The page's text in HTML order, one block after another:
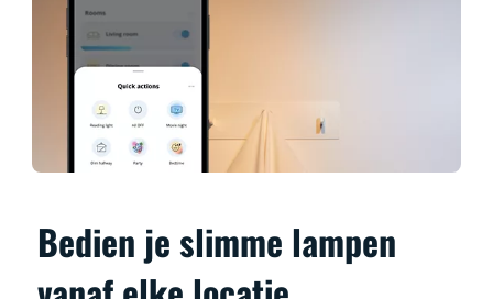
Bedien je slimme lampen